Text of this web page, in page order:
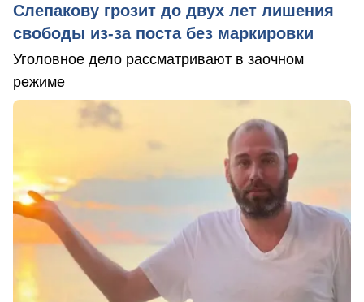
Слепакову грозит до двух лет лишения
свободы из-за поста без маркировки
Уголовное дело рассматривают в заочном
режиме